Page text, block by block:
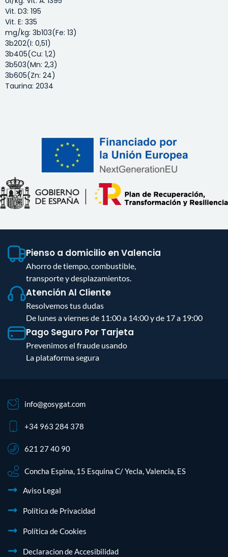
Vit. D3: 195
Vit. E: 335
mg/kg: 3b103(Fe: 13)
3b202(I: 0,51)
3b405(Cu: 1,2)
3b503(Mn: 2,3)
3b605(Zn: 24)
Taurina: 2034
Pienso a domicilio en Valencia
Ahorro de tiempo, combustible,
transporte y desplazamientos.
Atención Al Cliente
Resolvemos tus dudas
De lunes a viernes de 11:00 a 14:00 y de 17 a 19:00
Pago Seguro Por Tarjeta
Prevenimos el fraude usando
La plataforma segura
info@gosygat.com
+34 963 284 378
621 27 40 90
Concha Espina, 15 Esquina C/ Yecla, Valencia, ES
Aviso Legal
Política de Privacidad
Política de Cookies
Declaracion de Accesibilidad